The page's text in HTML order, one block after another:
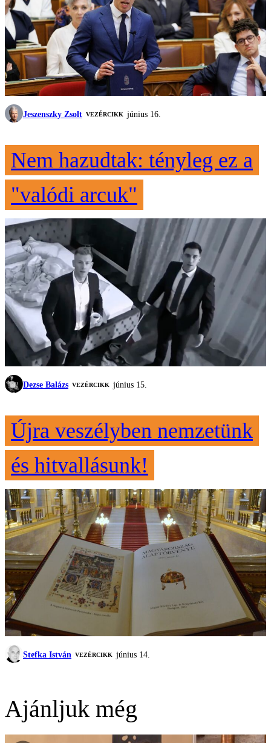
Jeszenszky Zsolt VEZÉRCIKK június 16.
Nem hazudtak: tényleg ez a
"valódi arcuk"
Dezse Balázs VEZÉRCIKK június 15.
Újra veszélyben nemzetünk
és hitvallásunk!
Stefka István VEZÉRCIKK június 14.
Ajánljuk még